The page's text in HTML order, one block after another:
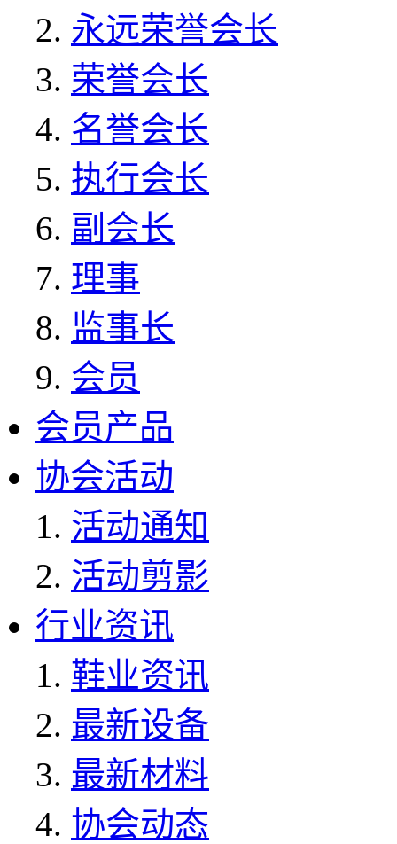
永远荣誉会长
荣誉会长
名誉会长
执行会长
副会长
理事
监事长
会员
会员产品
协会活动
活动通知
活动剪影
行业资讯
鞋业资讯
最新设备
最新材料
协会动态